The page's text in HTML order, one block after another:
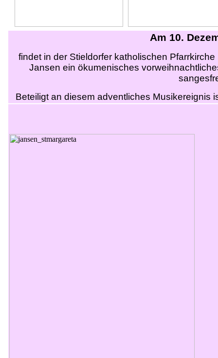
Am 10.
findet in der Stieldorfer katholischen
Jansen ein ökumenisches
Beteiligt an diesem adventliches Musikereignis